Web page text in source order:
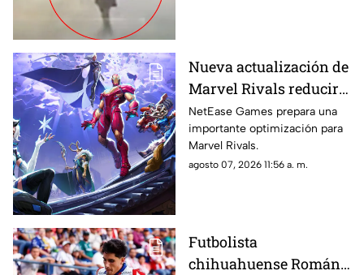
Nueva actualización de
Marvel Rivals reducirá
su tamaño y liberará
espacio en PC y
consolas
NetEase Games prepara una
importante optimización para
Marvel Rivals.
agosto 07, 2026 11:56 a. m.
Futbolista
chihuahuense Román